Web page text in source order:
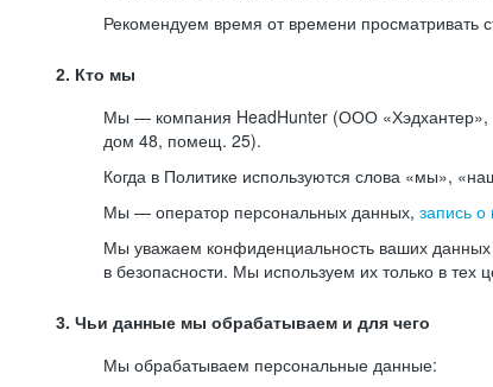
Рекомендуем время от времени
2. Кто мы
Мы — компания HeadHunter (ООО «Хэдхантер»,
дом 48, помещ. 25).
Когда в Политике используются слова «мы»,
Мы — оператор персональных данных, запись
Мы уважаем конфиденциальность ваших
в безопасности. Мы используем их только в
3. Чьи данные мы обрабатываем и для чего
Мы обрабатываем персональные данные: